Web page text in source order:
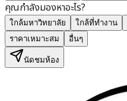
คุณกำลังมองหาอะไร?
ใกล้มหาวิทยาลัย ใกล้ที่ทำงาน
ราคาเหมาะสม
อื่นๆ
นัดชมห้อง